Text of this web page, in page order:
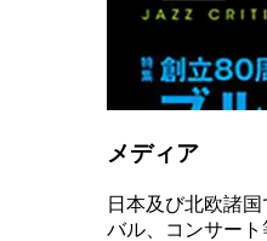
メディア
日本及び北欧諸
バル、コンサート